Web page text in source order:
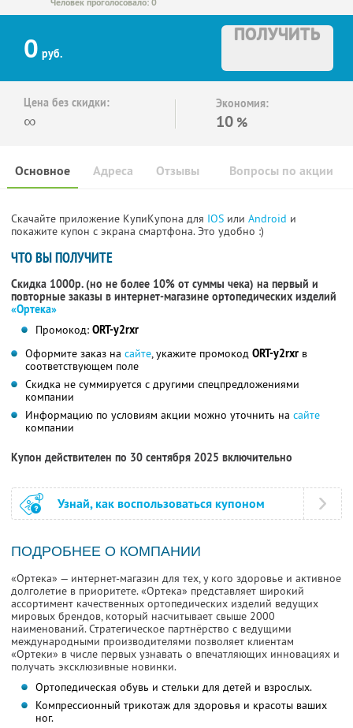
Человек проголосовало: 0
0 руб.
ПОЛУЧИТЬ
Цена без скидки:
∞
Экономия:
10 %
Основное Отзывы Вопросы по акции
Адреса
Скачайте приложение КупиКупона для IOS или Android и
покажите купон с экрана смартфона. Это удобно :)
ЧТО ВЫ ПОЛУЧИТЕ
Скидка 1000р. (но не более 10% от суммы чека) на первый и
повторные заказы в интернет-магазине ортопедических изделий
«Ортека»
Промокод: ORT-y2rxr
Оформите заказ на сайте, укажите промокод ORT-y2rxr в
соответствующем поле
Скидка не суммируется с другими спецпредложениями
компании
Информацию по условиям акции можно уточнить на сайте
компании
Купон действителен по 30 сентября 2025 включительно
Узнай, как воспользоваться купоном
ПОДРОБНЕЕ О КОМПАНИИ
«Ортека» — интернет-магазин для тех, у кого здоровье и активное
долголетие в приоритете. «Ортека» представляет широкий
ассортимент качественных ортопедических изделий ведущих
мировых брендов, который насчитывает свыше 2000
наименований. Стратегическое партнёрство с ведущими
международными производителями позволяет клиентам
«Ортеки» в числе первых узнавать о впечатляющих инновациях и
получать эксклюзивные новинки.
Ортопедическая обувь и стельки для детей и взрослых.
Компрессионный трикотаж для здоровья и красоты ваших
ног.